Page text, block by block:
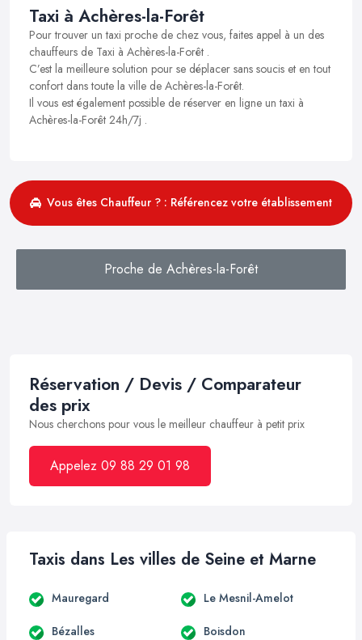
Taxi à Achères-la-Forêt
Pour trouver un taxi proche de chez vous, faites appel à un des
chauffeurs de Taxi à Achères-la-Forêt .
C’est la meilleure solution pour se déplacer sans soucis et en tout
confort dans toute la ville de Achères-la-Forêt.
Il vous est également possible de réserver en ligne un taxi à
Achères-la-Forêt 24h/7j .
Vous êtes Chauffeur ? : Référencez votre établissement
Proche de Achères-la-Forêt
Réservation / Devis / Comparateur
des prix
Nous cherchons pour vous le meilleur chauffeur à petit prix
Appelez 09 88 29 01 98
Taxis dans Les villes de Seine et Marne
Mauregard Le Mesnil-Amelot
Bézalles Boisdon